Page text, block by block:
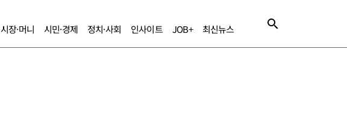
시장·머니 시민·경제 정치·사회 인사이트 JOB+ 최신뉴스